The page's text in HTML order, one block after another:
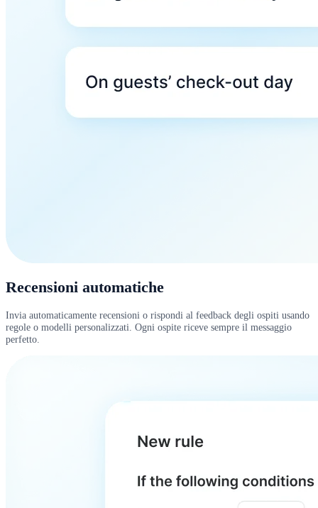
Recensioni automatiche
Invia automaticamente recensioni o rispondi al feedback degli ospiti usando
regole o modelli personalizzati. Ogni ospite riceve sempre il messaggio
perfetto.